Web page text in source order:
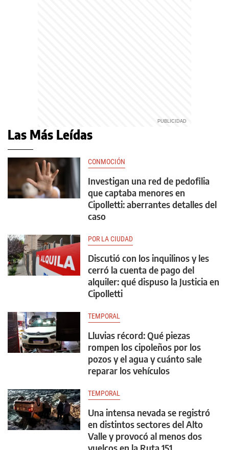
Las Más Leídas
CONMOCIÓN
Investigan una red de pedofilia
que captaba menores en
Cipolletti: aberrantes detalles del
caso
POR LA CIUDAD
Discutió con los inquilinos y les
cerró la cuenta de pago del
alquiler: qué dispuso la Justicia en
Cipolletti
TEMPORAL
Lluvias récord: Qué piezas
rompen los cipoleños por los
pozos y el agua y cuánto sale
reparar los vehículos
TEMPORAL
Una intensa nevada se registró
en distintos sectores del Alto
Valle y provocó al menos dos
vuelcos en la Ruta 151